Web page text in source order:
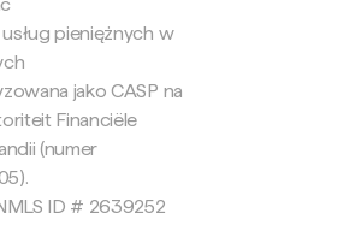
pieniężnych w
jako CASP na
Financiële
(numer
ID # 2639252